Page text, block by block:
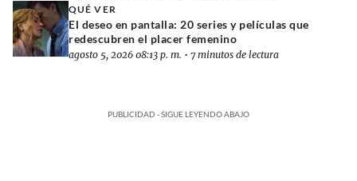
QUÉ VER
El deseo en pantalla: 20 series y películas que
redescubren el placer femenino
agosto 5, 2026 08:13 p. m. • 7 minutos de lectura
PUBLICIDAD - SIGUE LEYENDO ABAJO